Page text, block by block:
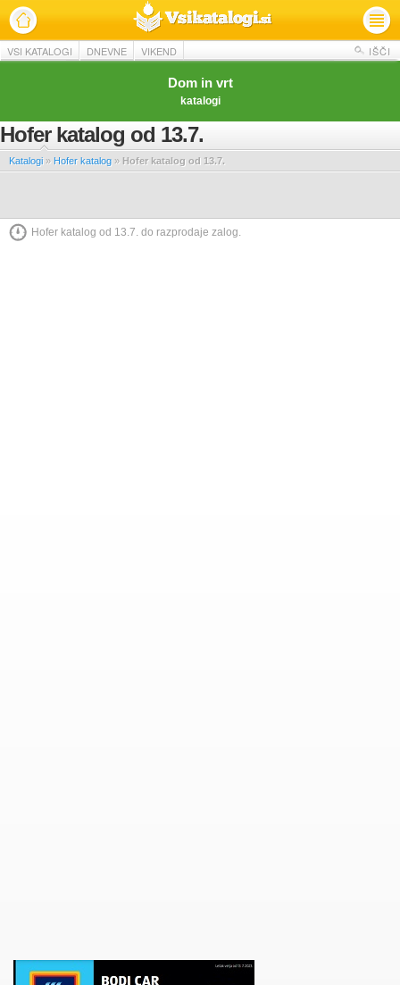
VSI KATALOGI DNEVNE VIKEND IŠČI
Dom in vrt
katalogi
Hofer katalog od 13.7.
Katalogi » Hofer katalog » Hofer katalog od 13.7.
Hofer katalog od 13.7. do razprodaje zalog.